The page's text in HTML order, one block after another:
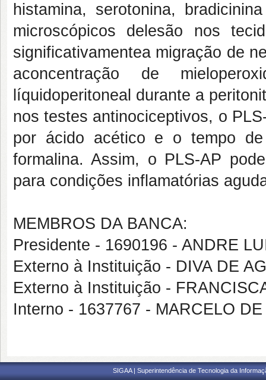
histamina, serotonina,
microscópicos delesão nos
significativamentea migração de
aconcentração de
líquidoperitoneal durante a
nos testes antinociceptivos, o
por ácido acético e o tempo
formalina. Assim, o PLS-AP
para condições inflamatórias
MEMBROS DA BANCA:
Presidente - 1690196 - ANDRE
Externo à Instituição - DIVA DE
Externo à Instituição -
Interno - 1637767 - MARCELO
SIGAA | Superintendência de Tecnologia da